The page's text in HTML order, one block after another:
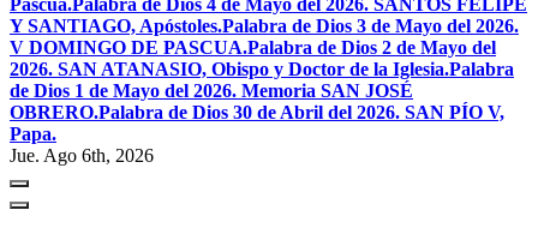
Pascua.Palabra de Dios 4 de Mayo del 2026. SANTOS FELIPE
Y SANTIAGO, Apóstoles.Palabra de Dios 3 de Mayo del 2026.
V DOMINGO DE PASCUA.Palabra de Dios 2 de Mayo del
2026. SAN ATANASIO, Obispo y Doctor de la Iglesia.Palabra
de Dios 1 de Mayo del 2026. Memoria SAN JOSÉ
OBRERO.Palabra de Dios 30 de Abril del 2026. SAN PÍO V,
Papa.
Jue. Ago 6th, 2026